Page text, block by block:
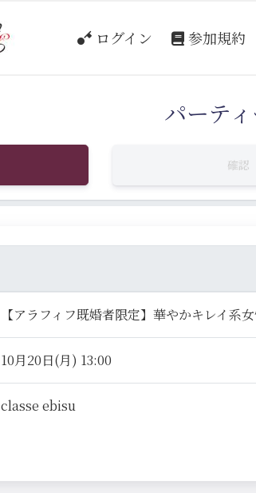
ログイン 参加規約
パーテ
確認
【アラフィフ既婚者限定】華やかキレイ系
10月20日(月) 13:00
classe ebisu